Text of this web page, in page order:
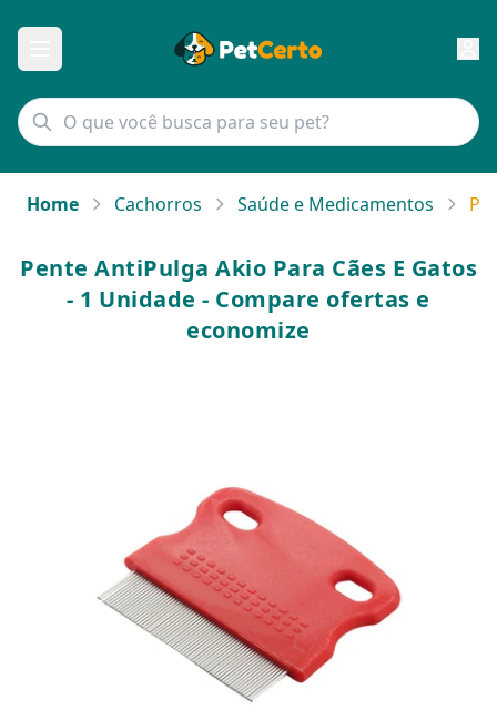
Home Cachorros Saúde e Medicamentos
Pente AntiPulga Akio Para Cães E Gatos
- 1 Unidade - Compare ofertas e
economize